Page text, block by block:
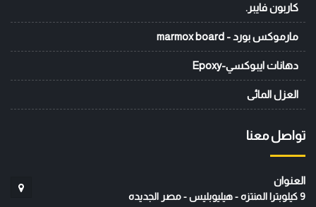
كاربون فايبر.
مارموكس بورد - marmox board
دهانات ايبوكسي-Epoxy
العزل المائى
تواصل معنا
العنوان
9 كيلوبترا المنتزه - هيليوبليس - مصر الجديده